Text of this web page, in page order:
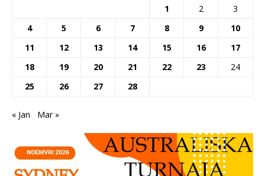
1
2
3
4
5 6 7 8 9
10
11
12 13 14 15 16
17
18
19 20 21 22 23
24
25
26 27 28
« Jan Mar »